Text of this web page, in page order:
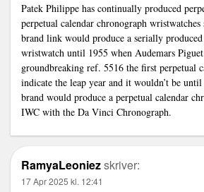
Patek Philippe has continually produced
perpetual calendar chronograph
brand link would produce a serially
wristwatch until 1955 when Audemars
groundbreaking ref. 5516 the first perpetual
indicate the leap year and it wouldn’t be
brand would produce a perpetual calendar
IWC with the Da Vinci Chronograph.
RamyaLeoniezskriver:
17 Apr 2025 kl. 12:41